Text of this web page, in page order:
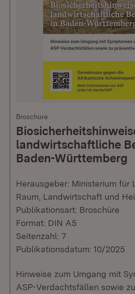
Broschüre
landwirtschaftliche
Baden-Württemberg
Herausgeber: Ministerium für
Raum, Landwirtschaft und
Publikationsart: Broschüre
Format: DIN A5
Seitenzahl: 7
Publikationsdatum: 10/2025
Hinweise zum Umgang mit
ASP-Verdachtsfällen sowie